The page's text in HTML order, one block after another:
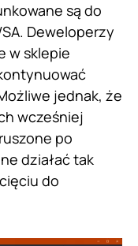
są do
Deweloperzy
w sklepie
jednak, że
wcześniej
po
działać tak
do